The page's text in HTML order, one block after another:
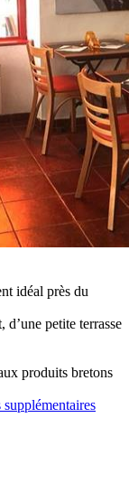
idéal près du
petite terrasse
produits bretons